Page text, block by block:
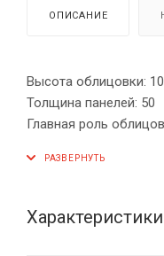
ОПИСАНИЕ
Высота облицовки:
Толщина панелей: 50
Главная роль
мелкодисперсным,
Характеристики